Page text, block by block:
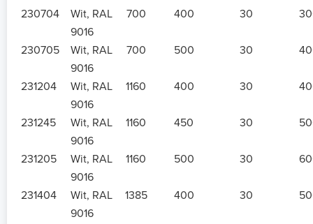
230704
Wit, RAL
9016
700 400 30
230705
Wit, RAL
9016
700 500 30
231204
Wit, RAL
9016
1160 400 30
231245
Wit, RAL
9016
1160 450 30
231205
Wit, RAL
9016
1160 500 30
231404
Wit, RAL
9016
1385 400 30